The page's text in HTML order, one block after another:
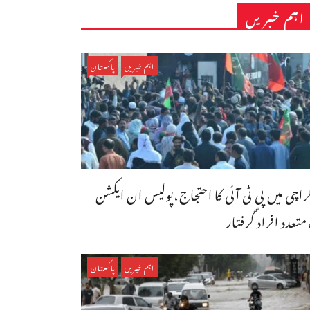
اہم خبریں
اہم خبریں پاکستان
میں پی ٹی آئی کا احتجاج،پولیس ان ایکشن
افراد گرفتار
اہم خبریں پاکستان